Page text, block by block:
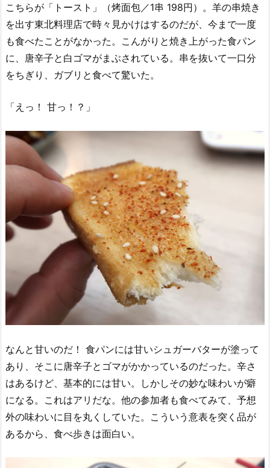
こちらが「トースト」（烤面包／1串 198円）。羊の串焼き
を出す東北料理店で時々見かけはするのだが、今まで一度
も食べたことがなかった。こんがりと焼き上がった食パン
に、唐辛子と白ゴマがまぶされている。串を抜いて一口分
をちぎり、ガブリと食べて驚いた。
「えっ！ 甘っ！？」
なんと甘いのだ！ 食パンには甘いシュガーバターが塗って
あり、そこに唐辛子とゴマがかかっているのだった。辛さ
はあるけど、基本的には甘い。しかしその妙な味わいが癖
になる。これはアリだな。他の参加者も食べてみて、予想
外の味わいに目を丸くしていた。こういう意表を突く品が
あるから、食べ歩きは面白い。